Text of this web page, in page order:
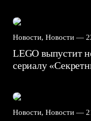
Новости, Новости —
LEGO выпустит
сериалу
Новости, Новости —